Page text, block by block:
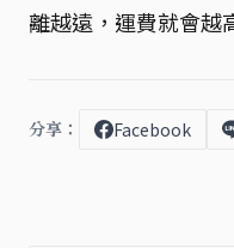
離越遠，運費就會越
分享： Facebook